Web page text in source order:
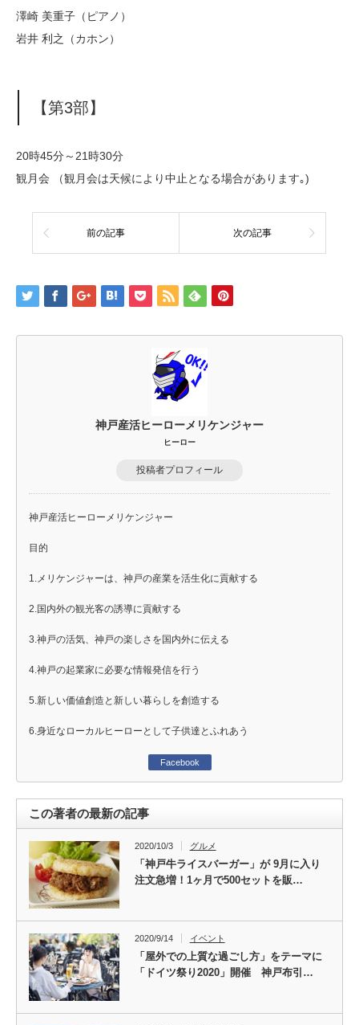
澤崎 美重子（ピアノ）
岩井 利之（カホン）
【第3部】
20時45分～21時30分
観月会 （観月会は天候により中止となる場合があります｡)
前の記事 次の記事
神戸産活ヒーローメリケンジャー
ヒーロー
投稿者プロフィール
神戸産活ヒーローメリケンジャー
目的
1.メリケンジャーは、神戸の産業を活生化に貢献する
2.国内外の観光客の誘導に貢献する
3.神戸の活気、神戸の楽しさを国内外に伝える
4.神戸の起業家に必要な情報発信を行う
5.新しい価値創造と新しい暮らしを創造する
6.身近なローカルヒーローとして子供達とふれあう
Facebook
この著者の最新の記事
2020/10/3 グルメ
「神戸牛ライスバーガー」が 9月に入り
注文急増！1ヶ月で500セットを販…
2020/9/14 イベント
「屋外での上質な過ごし方」をテーマに
「ドイツ祭り2020」開催 神戸布引…